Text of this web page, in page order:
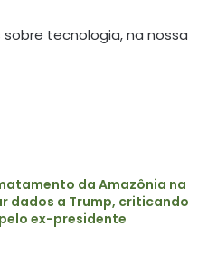
tecnologia, na nossa
da Amazônia na
dados a Trump, criticando
ex-presidente